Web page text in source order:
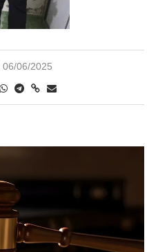
06/06/2025